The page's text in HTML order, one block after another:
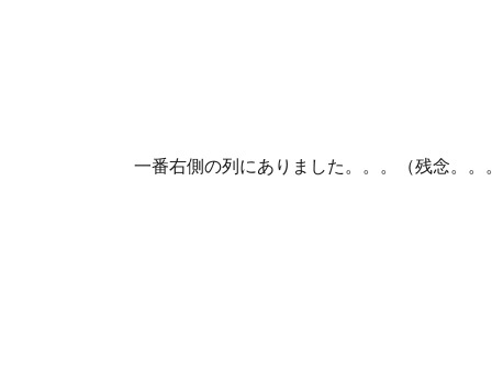
一番右側の列にありました。。。（残念。。